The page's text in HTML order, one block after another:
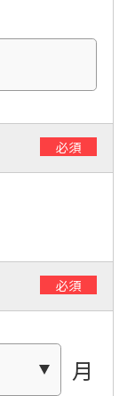
必須
必須
月